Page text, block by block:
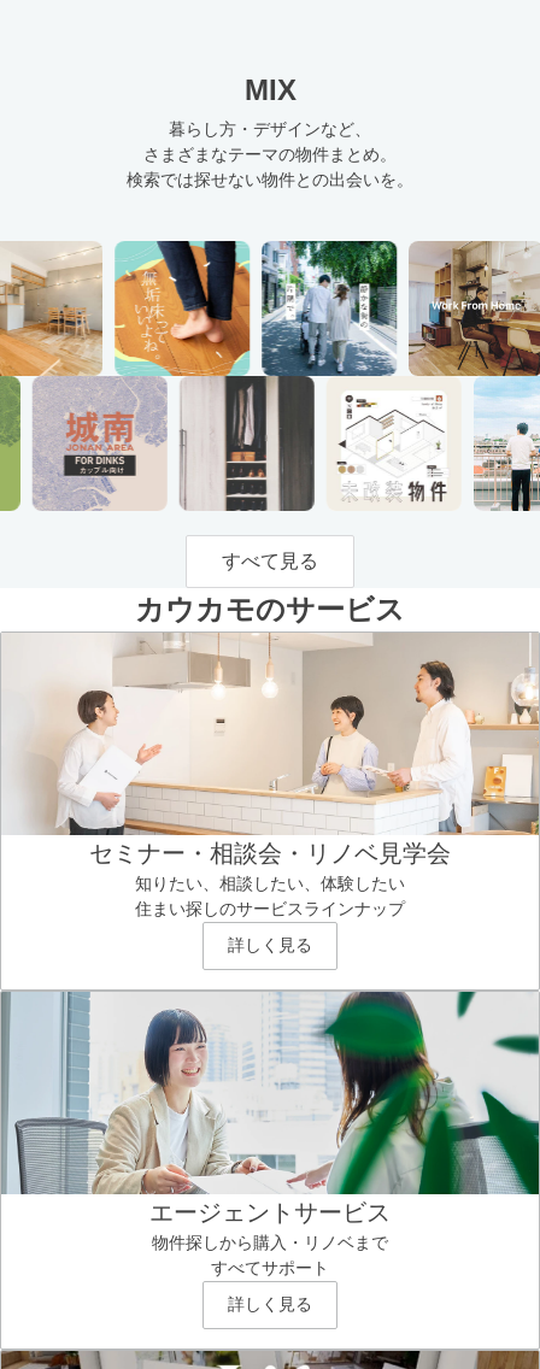
MIX
暮らし方・デザインなど、
さまざまなテーマの物件まとめ。
検索では探せない物件との出会いを。
すべて見る
カウカモのサービス
セミナー・相談会・リノベ見学会
知りたい、相談したい、体験したい
住まい探しのサービスラインナップ
詳しく見る
エージェントサービス
物件探しから購入・リノベまで
すべてサポート
詳しく見る